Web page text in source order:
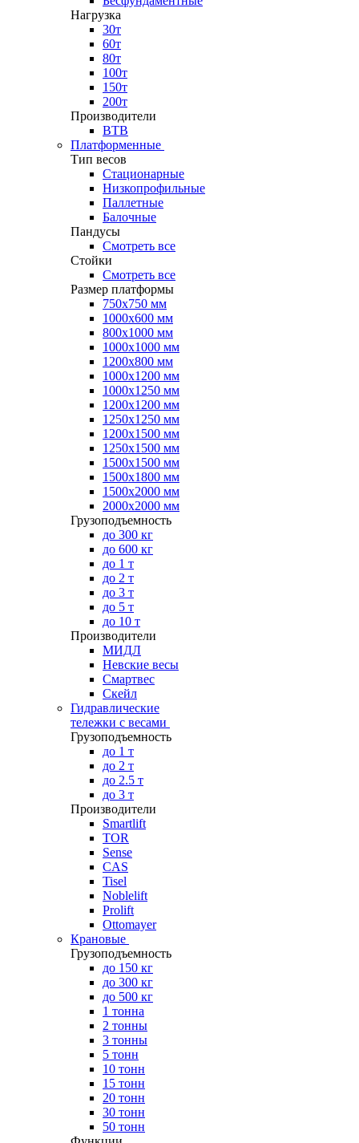
Нагрузка
30т
60т
80т
100т
150т
200т
Производители
ВТВ
Платформенные
Тип весов
Стационарные
Низкопрофильные
Паллетные
Балочные
Пандусы
Смотреть все
Стойки
Смотреть все
Размер платформы
750х750 мм
1000х600 мм
800х1000 мм
1000х1000 мм
1200х800 мм
1000х1200 мм
1000х1250 мм
1200х1200 мм
1250х1250 мм
1200х1500 мм
1250х1500 мм
1500х1500 мм
1500х1800 мм
1500х2000 мм
2000х2000 мм
Грузоподъемность
до 300 кг
до 600 кг
до 1 т
до 2 т
до 3 т
до 5 т
до 10 т
Производители
МИДЛ
Невские весы
Смартвес
Скейл
Гидравлические
тележки с весами
Грузоподъемность
до 1 т
до 2 т
до 2.5 т
до 3 т
Производители
Smartlift
TOR
Sense
CAS
Tisel
Noblelift
Prolift
Ottomayer
Крановые
Грузоподъемность
до 150 кг
до 300 кг
до 500 кг
1 тонна
2 тонны
3 тонны
5 тонн
10 тонн
15 тонн
20 тонн
30 тонн
50 тонн